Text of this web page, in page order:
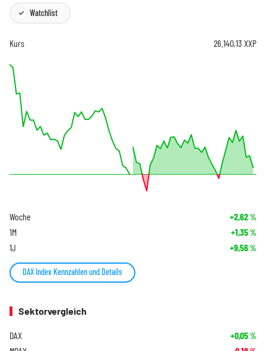
Watchlist
Kurs 26.140,13 XXP
Woche +2,62%
1M +1,35%
1J +9,56%
DAX Index Kennzahlen und Details
Sektorvergleich
DAX +0,05%